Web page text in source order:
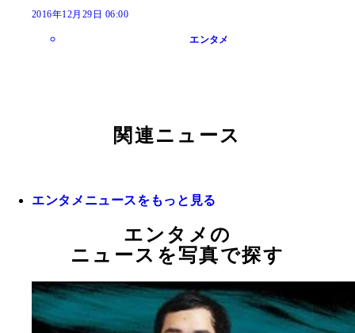
2016年12月29日 06:00
エンタメ
関連ニュース
エンタメニュースをもっと見る
エンタメの
ニュースを写真で探す